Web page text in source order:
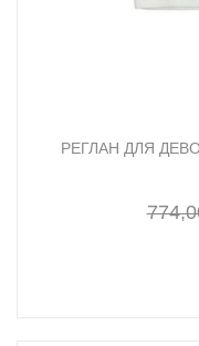
РЕГЛАН ДЛЯ